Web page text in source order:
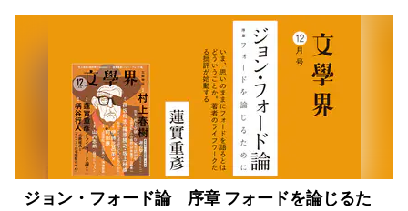
ジョン・フォード論 序章 フォードを論じるた